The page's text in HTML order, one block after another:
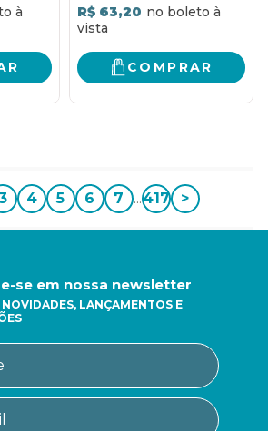
R$ 63,20
COMPRAR
4 5 6 7 ...417 >
se em nossa newsletter
NOVIDADES, LANÇAMENTOS E